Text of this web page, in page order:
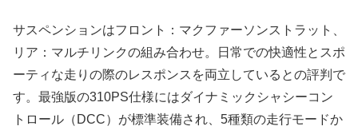
サスペンションはフロント：マクファーソンストラット、
リア：マルチリンクの組み合わせ。日常での快適性とスポ
ーティな走りの際のレスポンスを両立しているとの評判で
す。最強版の310PS仕様にはダイナミックシャシーコン
トロール（DCC）が標準装備され、5種類の走行モードか